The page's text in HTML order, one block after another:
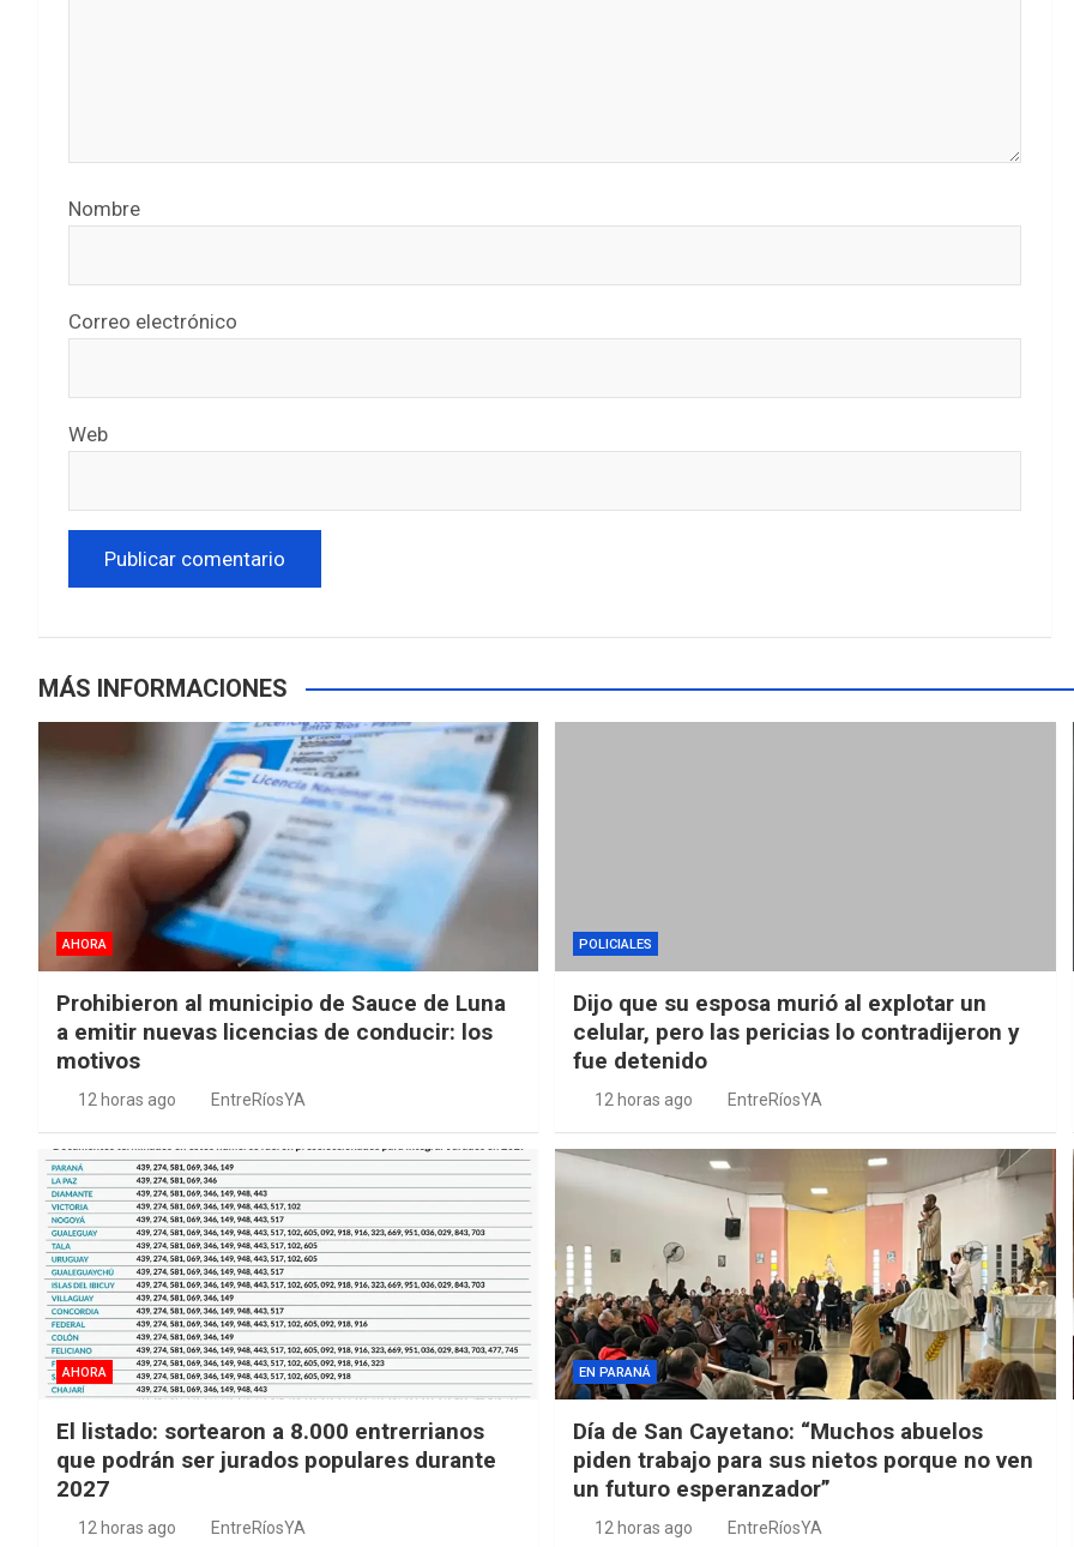
Nombre
Correo electrónico
Web
MÁS INFORMACIONES
AHORA
Prohibieron al municipio de Sauce de Luna
a emitir nuevas licencias de conducir: los
motivos
12 horas ago EntreRíosYA
POLICIALES
Dijo que su esposa murió al explotar un
celular, pero las pericias lo contradijeron y
fue detenido
12 horas ago EntreRíosYA
AHORA
El listado: sortearon a 8.000 entrerrianos
que podrán ser jurados populares durante
2027
12 horas ago EntreRíosYA
EN PARANÁ
Día de San Cayetano: “Muchos abuelos
piden trabajo para sus nietos porque no ven
un futuro esperanzador”
12 horas ago EntreRíosYA